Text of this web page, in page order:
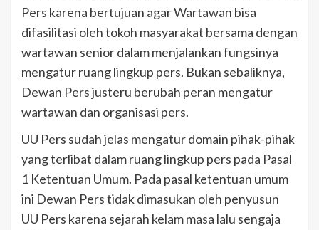
Pers karena bertujuan agar Wartawan bisa
difasilitasi oleh tokoh masyarakat bersama dengan
wartawan senior dalam menjalankan fungsinya
mengatur ruang lingkup pers. Bukan sebaliknya,
Dewan Pers justeru berubah peran mengatur
wartawan dan organisasi pers.
UU Pers sudah jelas mengatur domain pihak-pihak
yang terlibat dalam ruang lingkup pers pada Pasal
1 Ketentuan Umum. Pada pasal ketentuan umum
ini Dewan Pers tidak dimasukan oleh penyusun
UU Pers karena sejarah kelam masa lalu sengaja